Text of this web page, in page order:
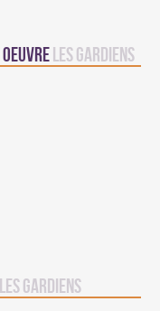
oeuvre Les Gardiens
Gardiens